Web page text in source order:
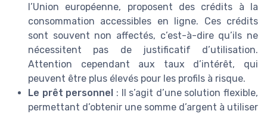
l’Union européenne, proposent des crédits à la
consommation accessibles en ligne. Ces crédits
sont souvent non affectés, c’est-à-dire qu’ils ne
nécessitent pas de justificatif d’utilisation.
Attention cependant aux taux d’intérêt, qui
peuvent être plus élevés pour les profils à risque.
Le prêt personnel : Il s’agit d’une solution flexible,
permettant d’obtenir une somme d’argent à utiliser